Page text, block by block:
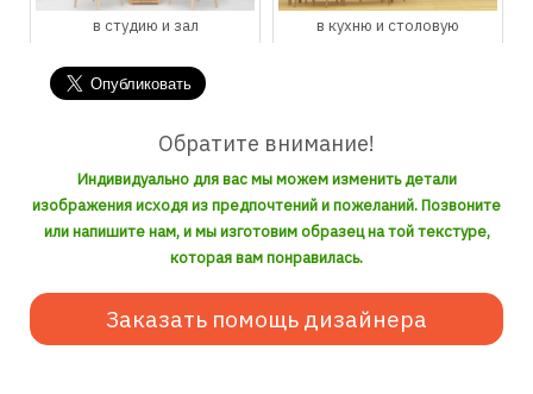
в студию и зал в кухню и столовую
Обратите внимание!
Индивидуально для вас мы можем изменить детали
изображения исходя из предпочтений и пожеланий. Позвоните
или напишите нам, и мы изготовим образец на той текстуре,
которая вам понравилась.
Заказать помощь дизайнера